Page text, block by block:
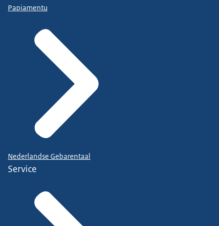
Papiamentu
Nederlandse Gebarentaal
Service